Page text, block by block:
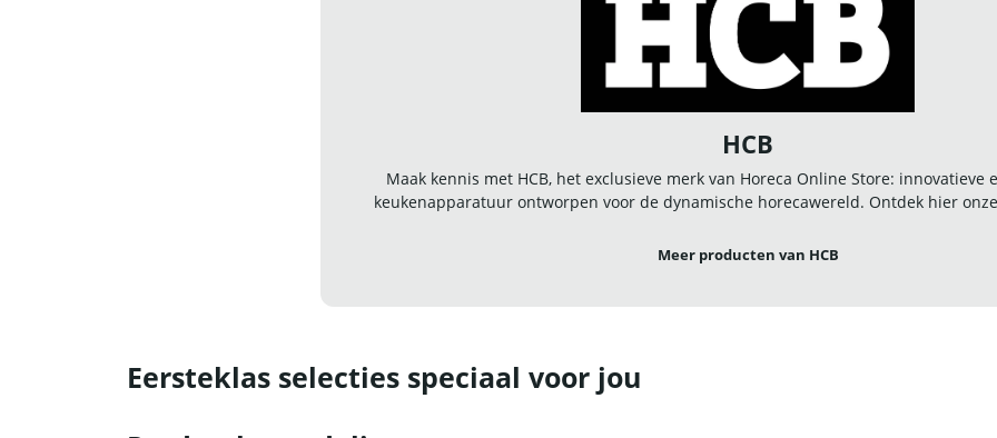
HCB
Maak kennis met HCB, het exclusieve merk van Horeca Online Store: innovatieve
keukenapparatuur ontworpen voor de dynamische horecawereld. Ontdek hier
Meer producten van HCB
Eersteklas selecties speciaal voor jou